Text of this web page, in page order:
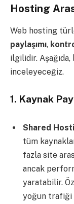
Hosting
Web hosting
paylaşımı,
ilgilidir. Aşağıda,
inceleyeceğiz.
1. Kaynak
Shared
tüm
fazla site
ancak
yaratabilir.
yoğun trafiği